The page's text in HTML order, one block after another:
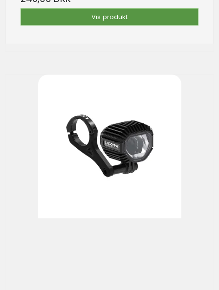
Vis produkt